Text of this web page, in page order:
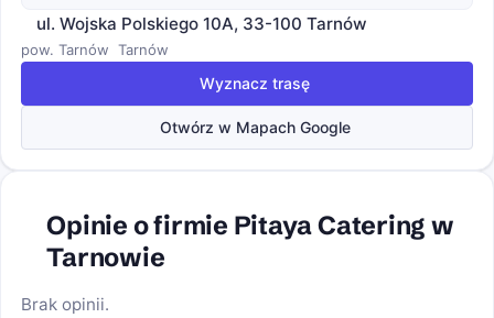
ul. Wojska Polskiego 10A, 33-100 Tarnów
pow. Tarnów Tarnów
Wyznacz trasę
Otwórz w Mapach Google
Opinie o firmie Pitaya Catering w
Tarnowie
Brak opinii.